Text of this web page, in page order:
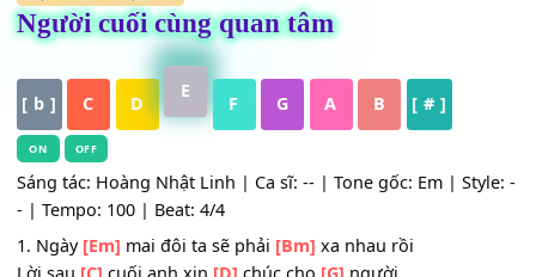
HỢP ÂM Nhạc Trẻ
Người cuối cùng quan tâm
[ b ] C D F A B [ # ]
ON
Sáng tác: Hoàng Nhật Linh | Ca sĩ: -- | Tone gốc: Em |